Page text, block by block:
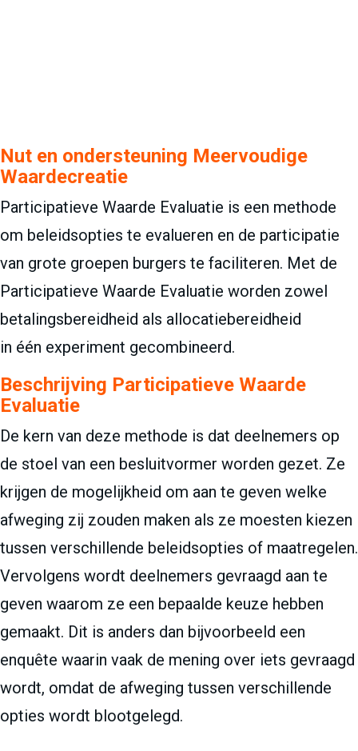
Nut en ondersteuning Meervoudige
Waardecreatie
Participatieve Waarde Evaluatie is een methode
om beleidsopties te evalueren en de participatie
van grote groepen burgers te faciliteren. Met de
Participatieve Waarde Evaluatie worden zowel
betalingsbereidheid als allocatiebereidheid
in één experiment gecombineerd.
Beschrijving Participatieve Waarde
Evaluatie
De kern van deze methode is dat deelnemers op
de stoel van een besluitvormer worden gezet. Ze
krijgen de mogelijkheid om aan te geven welke
afweging zij zouden maken als ze moesten kiezen
tussen verschillende beleidsopties of maatregelen.
Vervolgens wordt deelnemers gevraagd aan te
geven waarom ze een bepaalde keuze hebben
gemaakt. Dit is anders dan bijvoorbeeld een
enquête waarin vaak de mening over iets gevraagd
wordt, omdat de afweging tussen verschillende
opties wordt blootgelegd.